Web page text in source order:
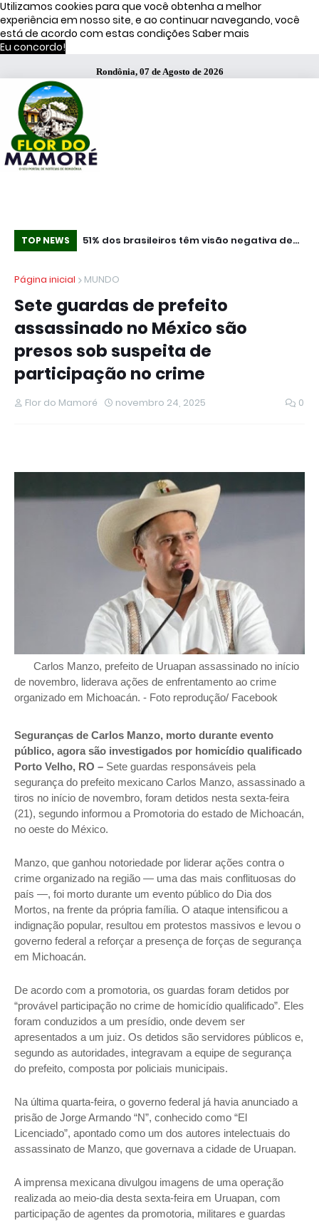
Utilizamos cookies para que você obtenha a melhor
experiência em nosso site, e ao continuar navegando, você
está de acordo com estas condições Saber mais
Eu concordo!
Rondônia, 07 de Agosto de 2026
TOP NEWS
Operação
51% dos brasileiros têm visão negativa de
Página inicial
MUNDO
Sete guardas de prefeito
assassinado no México são
presos sob suspeita de
participação no crime
Flor do Mamoré novembro 24, 2025 0
Carlos Manzo, prefeito de Uruapan assassinado no início
de novembro, liderava ações de enfrentamento ao crime
organizado em Michoacán. - Foto reprodução/ Facebook
Seguranças de Carlos Manzo, morto durante evento
público, agora são investigados por homicídio qualificado
Porto Velho, RO – Sete guardas responsáveis pela
segurança do prefeito mexicano Carlos Manzo, assassinado a
tiros no início de novembro, foram detidos nesta sexta-feira
(21), segundo informou a Promotoria do estado de Michoacán,
no oeste do México.
Manzo, que ganhou notoriedade por liderar ações contra o
crime organizado na região — uma das mais conflituosas do
país —, foi morto durante um evento público do Dia dos
Mortos, na frente da própria família. O ataque intensificou a
indignação popular, resultou em protestos massivos e levou o
governo federal a reforçar a presença de forças de segurança
em Michoacán.
De acordo com a promotoria, os guardas foram detidos por
“provável participação no crime de homicídio qualificado”. Eles
foram conduzidos a um presídio, onde devem ser
apresentados a um juiz. Os detidos são servidores públicos e,
segundo as autoridades, integravam a equipe de segurança
do prefeito, composta por policiais municipais.
Na última quarta-feira, o governo federal já havia anunciado a
prisão de Jorge Armando “N”, conhecido como “El
Licenciado”, apontado como um dos autores intelectuais do
assassinato de Manzo, que governava a cidade de Uruapan.
A imprensa mexicana divulgou imagens de uma operação
realizada ao meio-dia desta sexta-feira em Uruapan, com
participação de agentes da promotoria, militares e guardas